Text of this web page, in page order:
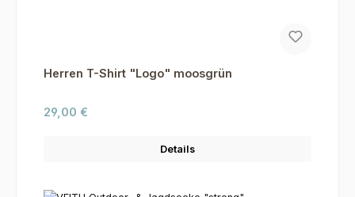
Herren T-Shirt "Logo" moosgrün
Regulärer Preis:
29,00 €
Details